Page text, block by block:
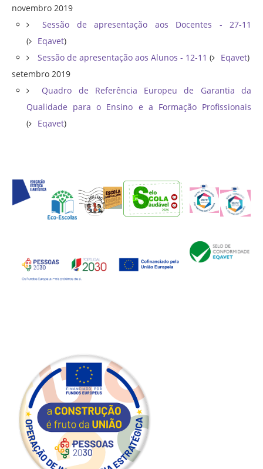
novembro 2019
Sessão de apresentação aos Docentes - 27-11
(
Eqavet)
Sessão de apresentação aos Alunos - 12-11 ( Eqavet)
setembro 2019
Quadro de Referência Europeu de Garantia da
Qualidade para o Ensino e a Formação Profissionais
(
Eqavet)